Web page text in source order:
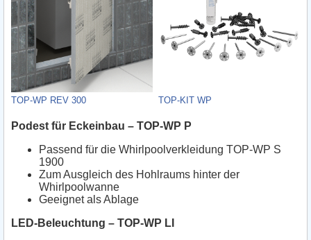
TOP-WP REV 300 TOP-KIT WP
Podest für Eckeinbau – TOP-WP P
Passend für die Whirlpoolverkleidung TOP-WP S
1900
Zum Ausgleich des Hohlraums hinter der
Whirlpoolwanne
Geeignet als Ablage
LED-Beleuchtung – TOP-WP LI